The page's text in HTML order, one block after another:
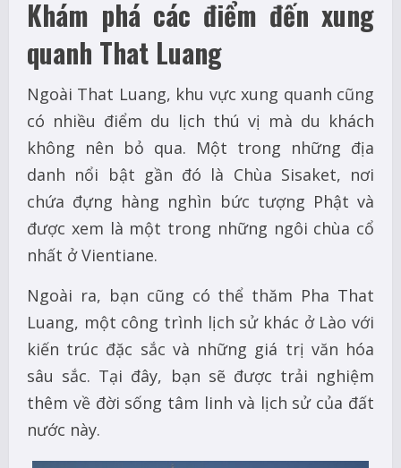
Khám phá các điểm đến xung
quanh That Luang
Ngoài That Luang, khu vực xung quanh cũng
có nhiều điểm du lịch thú vị mà du khách
không nên bỏ qua. Một trong những địa
danh nổi bật gần đó là Chùa Sisaket, nơi
chứa đựng hàng nghìn bức tượng Phật và
được xem là một trong những ngôi chùa cổ
nhất ở Vientiane.
Ngoài ra, bạn cũng có thể thăm Pha That
Luang, một công trình lịch sử khác ở Lào với
kiến trúc đặc sắc và những giá trị văn hóa
sâu sắc. Tại đây, bạn sẽ được trải nghiệm
thêm về đời sống tâm linh và lịch sử của đất
nước này.